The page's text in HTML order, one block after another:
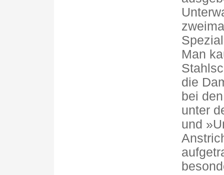
Man
die
bei
unter
und